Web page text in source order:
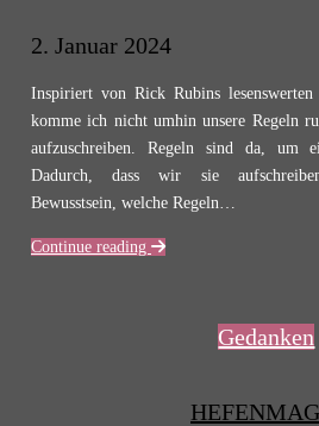
2. Januar 2024
Inspiriert von Rick Rubins
komme ich nicht umhin unsere Regeln
aufzuschreiben. Regeln sind da, um
Dadurch, dass wir sie
Bewusstsein, welche Regeln…
Continue reading
Gedanken